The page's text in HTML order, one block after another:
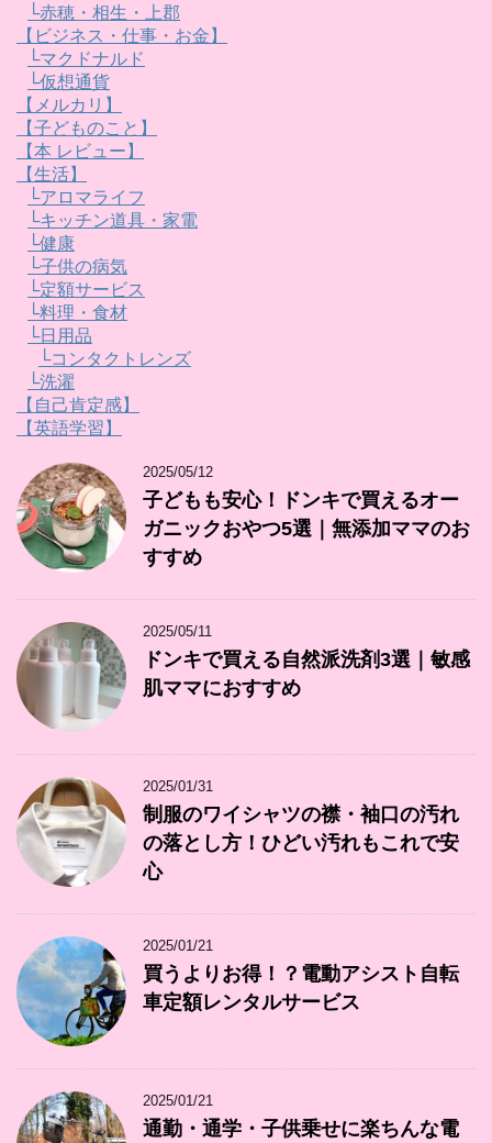
└赤穂・相生・上郡
【ビジネス・仕事・お金】
└マクドナルド
└仮想通貨
【メルカリ】
【子どものこと】
【本 レビュー】
【生活】
└アロマライフ
└キッチン道具・家電
└健康
└子供の病気
└定額サービス
└料理・食材
└日用品
└コンタクトレンズ
└洗濯
【自己肯定感】
【英語学習】
2025/05/12
子どもも安心！ドンキで買えるオー
ガニックおやつ5選｜無添加ママのお
すすめ
2025/05/11
ドンキで買える自然派洗剤3選｜敏感
肌ママにおすすめ
2025/01/31
制服のワイシャツの襟・袖口の汚れ
の落とし方！ひどい汚れもこれで安
心
2025/01/21
買うよりお得！？電動アシスト自転
車定額レンタルサービス
2025/01/21
通勤・通学・子供乗せに楽ちんな電